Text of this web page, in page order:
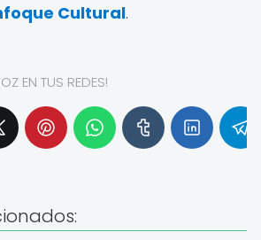
Cultural.
EN TUS REDES!